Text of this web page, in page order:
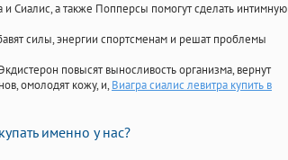
и Сиалис, а также Попперсы помогут сделать интимную
силы, энергии спортсменам и решат проблемы
повысят выносливость организма, вернут
омолодят кожу, и, Виагра сиалис левитра купить в
именно у нас?